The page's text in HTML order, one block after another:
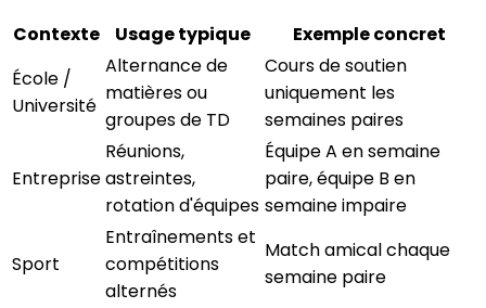
Contexte
Usage typique
Exemple concret
École /
Université
Alternance de
matières ou
groupes de TD
Cours de soutien
uniquement les
semaines paires
Entreprise
Réunions,
astreintes,
rotation d'équipes
Équipe A en semaine
paire, équipe B en
semaine impaire
Sport
Entraînements et
compétitions
alternés
Match amical chaque
semaine paire